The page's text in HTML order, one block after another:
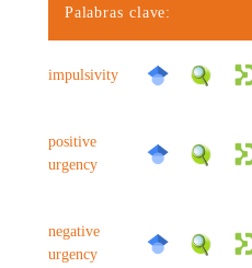
Palabras clave:
impulsivity
positive
urgency
negative
urgency